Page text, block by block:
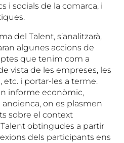
i socials de la comarca, i
del Talent, s’analitzarà,
algunes accions de
que tenim com a
vista de les empreses, les
etc. i portar-les a terme.
informe econòmic,
on es plasmen
sobre el context
obtingudes a partir
dels participants ens